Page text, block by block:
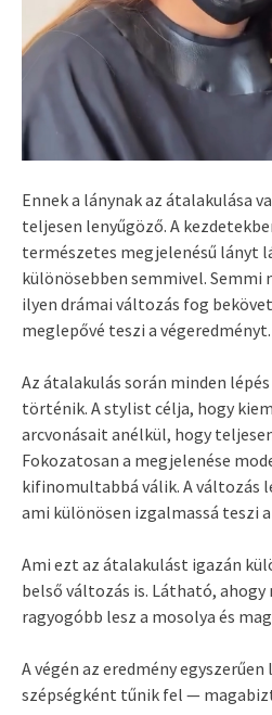
Ennek a lánynak az átalakulása
teljesen lenyűgöző. A
természetes megjelenésű lányt
különösebben semmivel. Semmi
ilyen drámai változás fog
meglepővé teszi a végeredményt.
Az átalakulás során minden
történik. A stylist célja, hogy
arcvonásait anélkül, hogy
Fokozatosan a megjelenése
kifinomultabbá válik. A változás
ami különösen izgalmassá teszi
Ami ezt az átalakulást igazán
belső változás is. Látható, ahogy
ragyogóbb lesz a mosolya és
A végén az eredmény
szépségként tűnik fel —